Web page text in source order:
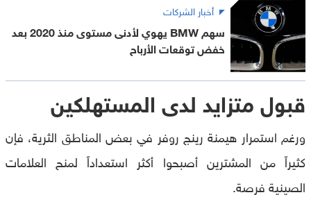
أخبار الشركات
سهم BMW يهوي لأدنى مستوى منذ 2020 بعد
خفض توقعات الأرباح
قبول متزايد لدى المستهلكين
ورغم استمرار هيمنة رينج روفر في بعض المناطق الثرية، فإن
كثيراً من المشترين أصبحوا أكثر استعداداً لمنح العلامات
الصينية فرصة.